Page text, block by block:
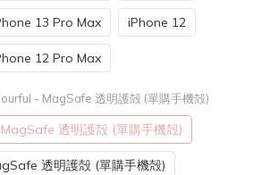
13 Pro Max iPhone 12
12 Pro Max
- MagSafe 透明護殻 (單購手機殻)
透明護殻 (單購手機殻)
透明護殻 (單購手機殻)